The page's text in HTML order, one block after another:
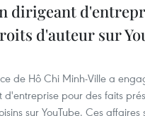
dirigeant
d'auteur sur
de Hô Chi Minh-Ville a
pour des faits
sur YouTube. Ces affaires